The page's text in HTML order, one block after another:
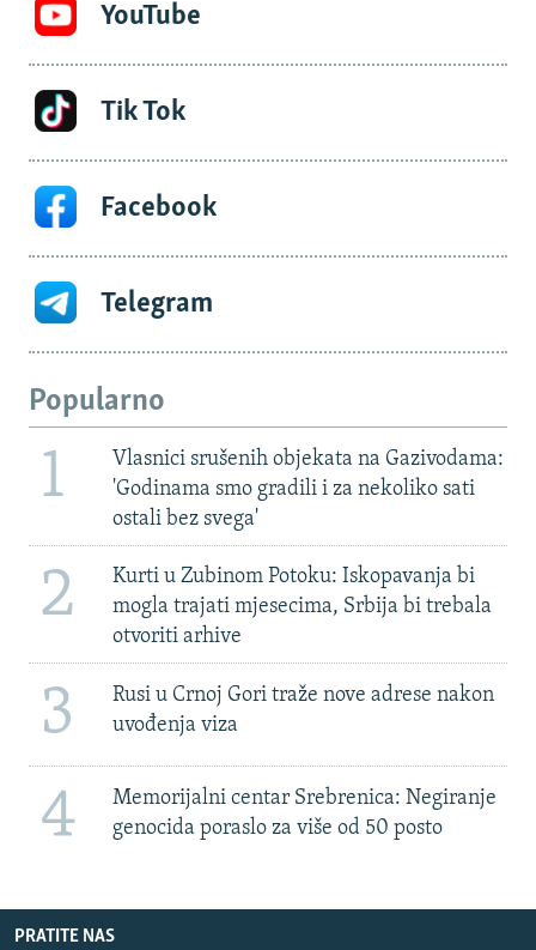
YouTube
Tik Tok
Facebook
Telegram
Popularno
1
Vlasnici srušenih objekata na Gazivodama:
'Godinama smo gradili i za nekoliko sati
ostali bez svega'
2
Kurti u Zubinom Potoku: Iskopavanja bi
mogla trajati mjesecima, Srbija bi trebala
otvoriti arhive
3
Rusi u Crnoj Gori traže nove adrese nakon
uvođenja viza
4
Memorijalni centar Srebrenica: Negiranje
genocida poraslo za više od 50 posto
PRATITE NAS